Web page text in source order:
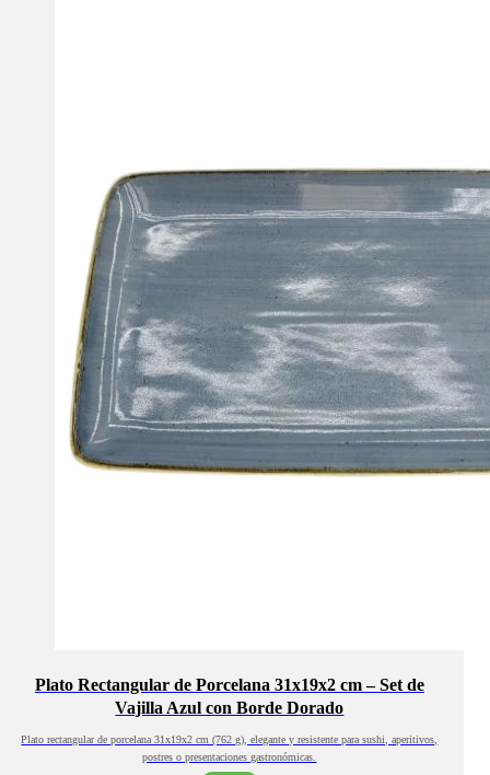
Plato Rectangular de Porcelana 31x19x2 cm – Set de
Vajilla Azul con Borde Dorado
Plato rectangular de porcelana 31x19x2 cm (762 g), elegante y resistente para sushi, aperitivos,
postres o presentaciones gastronómicas.